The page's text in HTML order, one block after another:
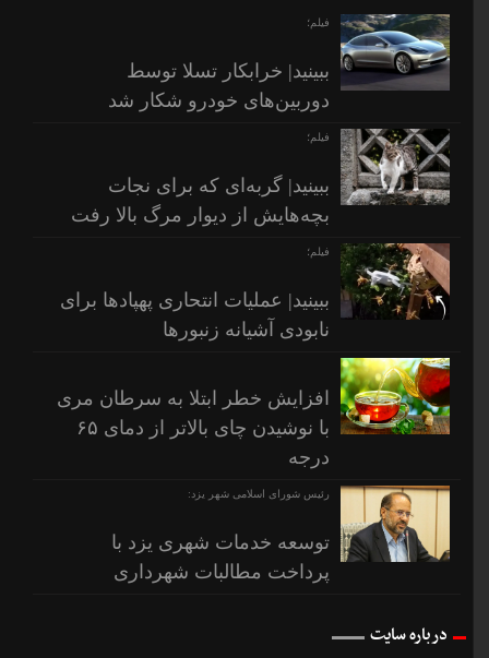
فیلم؛
ببینید| خرابکار تسلا توسط
دوربین‌های خودرو شکار شد
فیلم؛
ببینید| گربه‌ای که برای نجات
بچه‌هایش از دیوار مرگ بالا رفت
فیلم؛
ببینید| عملیات انتحاری پهپادها برای
نابودی آشیانه زنبورها
افزایش خطر ابتلا به سرطان مری
با نوشیدن چای بالاتر از دمای ۶۵
درجه
رئیس شورای اسلامی شهر یزد:
توسعه خدمات شهری یزد با
پرداخت مطالبات شهرداری
درباره سایت